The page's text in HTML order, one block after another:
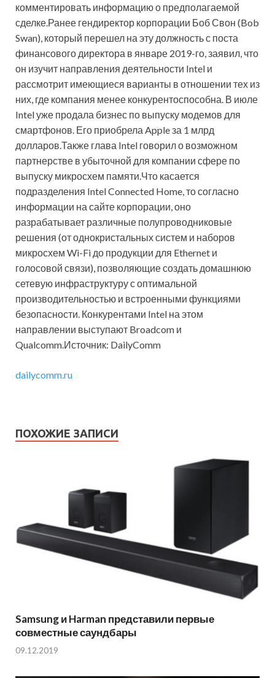
комментировать информацию о предполагаемой
сделке.Ранее гендиректор корпорации Боб Свон (Bob
Swan), который перешел на эту должность с поста
финансового директора в январе 2019-го, заявил, что
он изучит направления деятельности Intel и
рассмотрит имеющиеся варианты в отношении тех из
них, где компания менее конкурентоспособна. В июле
Intel уже продала бизнес по выпуску модемов для
смартфонов. Его приобрела Apple за 1 млрд
долларов.Также глава Intel говорил о возможном
партнерстве в убыточной для компании сфере по
выпуску микросхем памяти.Что касается
подразделения Intel Connected Home, то согласно
информации на сайте корпорации, оно
разрабатывает различные полупроводниковые
решения (от однокристальных систем и наборов
микросхем Wi-Fi до продукции для Ethernet и
голосовой связи), позволяющие создать домашнюю
сетевую инфраструктуру с оптимальной
производительностью и встроенными функциями
безопасности. Конкурентами Intel на этом
направлении выступают Broadcom и
Qualcomm.Источник: DailyComm
dailycomm.ru
ПОХОЖИЕ ЗАПИСИ
Samsung и Harman представили первые
совместные саундбары
09.12.2019